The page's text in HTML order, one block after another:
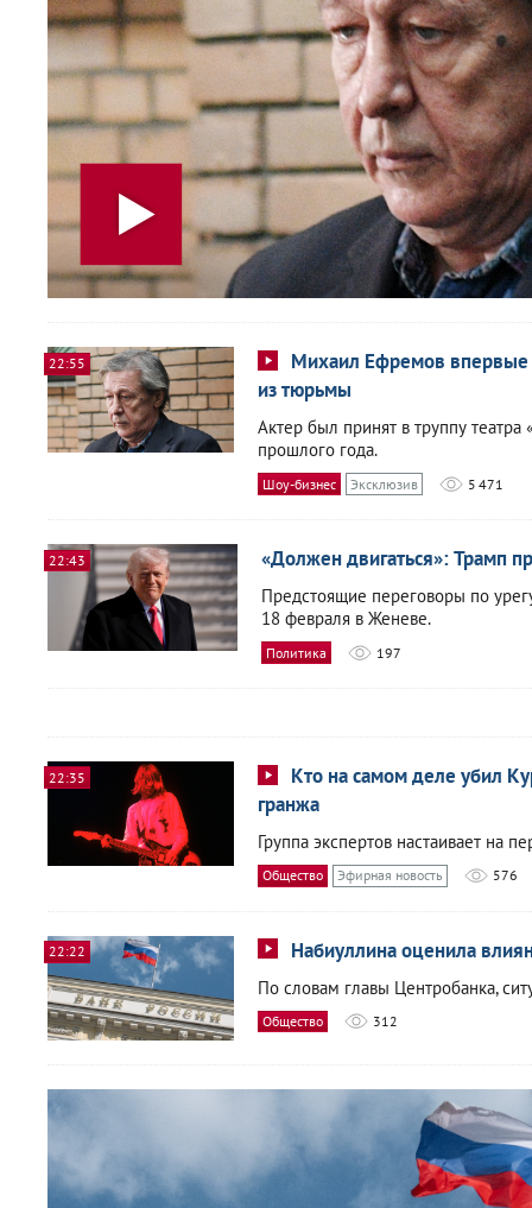
22:55
Михаил Ефремов
из тюрьмы
Актер был принят в труппу
прошлого года.
Шоу-бизнес Эксклюзив 5 471
22:43 «Должен двигаться»: Трамп
Предстоящие переговоры по
18 февраля в Женеве.
Политика 197
22:35
Кто на самом деле убил
гранжа
Группа экспертов настаивает на
Общество Эфирная новость 576
22:22 Набиуллина оценила
По словам главы Центробанка,
Общество 312